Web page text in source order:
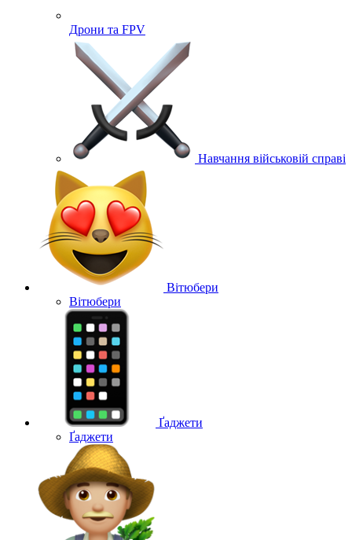
Дрони та FPV
Навчання військовій справі
Вітюбери
Вітюбери
Ґаджети
Ґаджети